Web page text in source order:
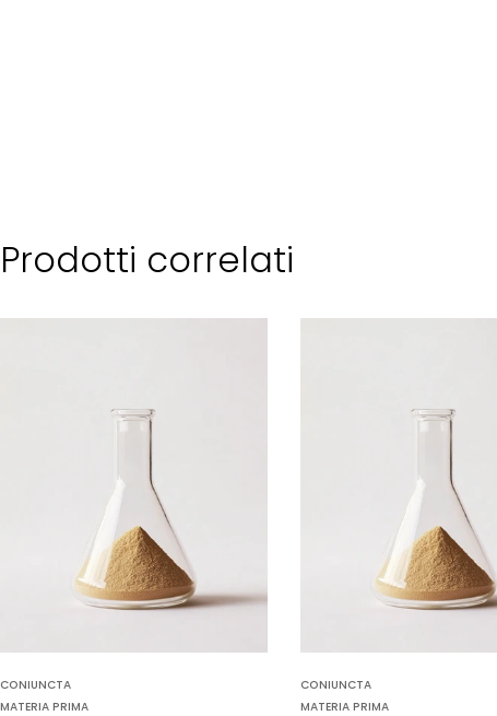
Prodotti correlati
CONIUNCTA
MATERIA PRIMA
CONIUNCTA
MATERIA PRIMA